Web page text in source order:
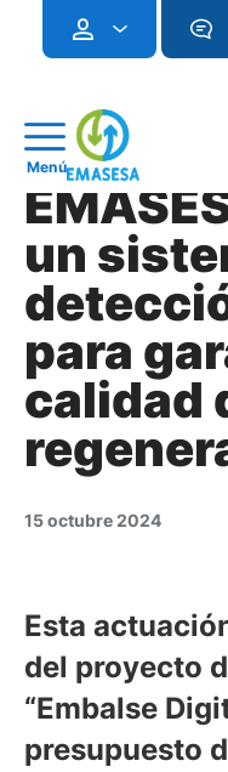
Menú
un
para
calidad
15 octubre 2024
Esta
del proyecto
“Embalse
presupuesto